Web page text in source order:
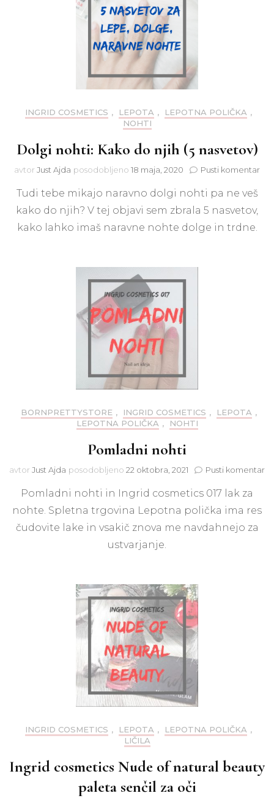
INGRID COSMETICS , LEPOTA , LEPOTNA POLIČKA ,
NOHTI
Dolgi nohti: Kako do njih (5 nasvetov)
avtor Just Ajda posodobljeno 18 maja, 2020 Pusti komentarna
Tudi tebe mikajo naravno dolgi nohti pa ne veš
kako do njih? V tej objavi sem zbrala 5 nasvetov,
kako lahko imaš naravne nohte dolge in trdne.
BORNPRETTYSTORE , INGRID COSMETICS , LEPOTA ,
LEPOTNA POLIČKA , NOHTI
Pomladni nohti
avtor Just Ajda posodobljeno 22 oktobra, 2021 Pusti komentarna
Pomladni nohti in Ingrid cosmetics 017 lak za
nohte. Spletna trgovina Lepotna polička ima res
čudovite lake in vsakič znova me navdahnejo za
ustvarjanje.
INGRID COSMETICS , LEPOTA , LEPOTNA POLIČKA ,
LIČILA
Ingrid cosmetics Nude of natural beauty
paleta senčil za oči